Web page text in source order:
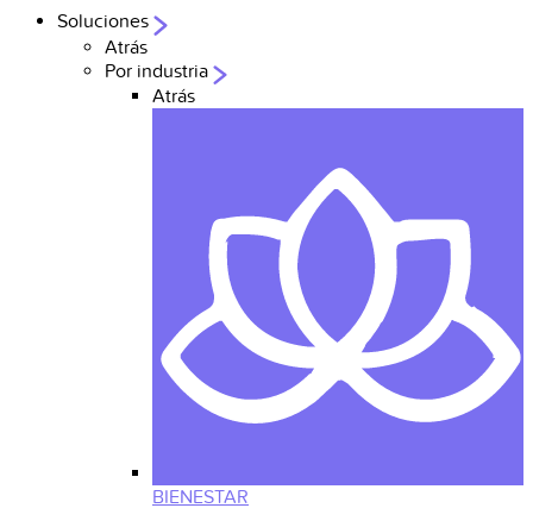
Soluciones
Atrás
Por industria
Atrás
BIENESTAR